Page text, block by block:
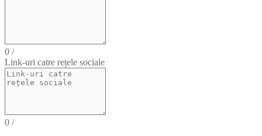
0 /
Link-uri catre rețele sociale
0 /